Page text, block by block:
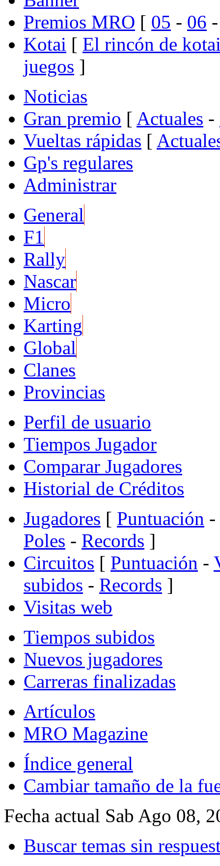
Premios MRO [ 05 - 06
Kotai [ El rincón de
juegos ]
Noticias
Gran premio [ Actuales -
Vueltas rápidas [
Gp's regulares
Administrar
General
F1
Rally
Nascar
Micro
Karting
Global
Clanes
Provincias
Perfil de usuario
Tiempos Jugador
Comparar Jugadores
Historial de Créditos
Jugadores [ Puntuación -
Poles - Records ]
Circuitos [ Puntuación -
subidos - Records ]
Visitas web
Tiempos subidos
Nuevos jugadores
Carreras finalizadas
Artículos
MRO Magazine
Índice general
Cambiar tamaño de la
Fecha actual Sab Ago 08,
Buscar temas sin